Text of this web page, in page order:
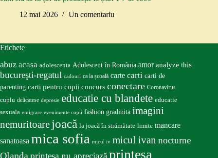
12 mai 2026
Un comentariu
Etichete
abuz acasa adolescenta Adolescent în România amor analyze this
bucureşti-regatul cadouri ca la școală carte carti carti de
parenting carti pentru copii concurs conectare Coronavirus
cuplu delicatese depresie educatie cu blandete educatie
sexuala emigrare evenimente copii fashion gradinita imagini
nemuritoare joacă la joacă în străinătate limite mancare
sanatoasa mica sofia micul iv micul ivan nocturne
Olanda prinţesa nu apreciază prinţesa